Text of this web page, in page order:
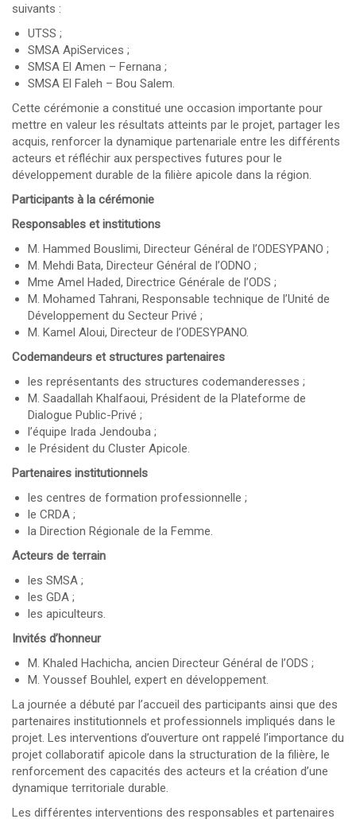
suivants :
UTSS ;
SMSA ApiServices ;
SMSA El Amen – Fernana ;
SMSA El Faleh – Bou Salem.
Cette cérémonie a constitué une occasion importante pour
mettre en valeur les résultats atteints par le projet, partager les
acquis, renforcer la dynamique partenariale entre les différents
acteurs et réfléchir aux perspectives futures pour le
développement durable de la filière apicole dans la région.
Participants à la cérémonie
Responsables et institutions
M. Hammed Bouslimi, Directeur Général de l’ODESYPANO ;
M. Mehdi Bata, Directeur Général de l’ODNO ;
Mme Amel Haded, Directrice Générale de l’ODS ;
M. Mohamed Tahrani, Responsable technique de l’Unité de
Développement du Secteur Privé ;
M. Kamel Aloui, Directeur de l’ODESYPANO.
Codemandeurs et structures partenaires
les représentants des structures codemanderesses ;
M. Saadallah Khalfaoui, Président de la Plateforme de
Dialogue Public-Privé ;
l’équipe Irada Jendouba ;
le Président du Cluster Apicole.
Partenaires institutionnels
les centres de formation professionnelle ;
le CRDA ;
la Direction Régionale de la Femme.
Acteurs de terrain
les SMSA ;
les GDA ;
les apiculteurs.
Invités d’honneur
M. Khaled Hachicha, ancien Directeur Général de l’ODS ;
M. Youssef Bouhlel, expert en développement.
La journée a débuté par l’accueil des participants ainsi que des
partenaires institutionnels et professionnels impliqués dans le
projet. Les interventions d’ouverture ont rappelé l’importance du
projet collaboratif apicole dans la structuration de la filière, le
renforcement des capacités des acteurs et la création d’une
dynamique territoriale durable.
Les différentes interventions des responsables et partenaires